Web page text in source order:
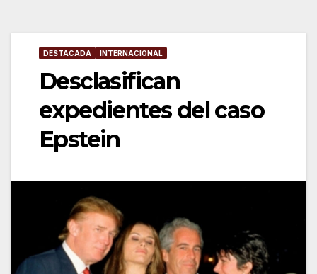
DESTACADA INTERNACIONAL
Desclasifican
expedientes del caso
Epstein